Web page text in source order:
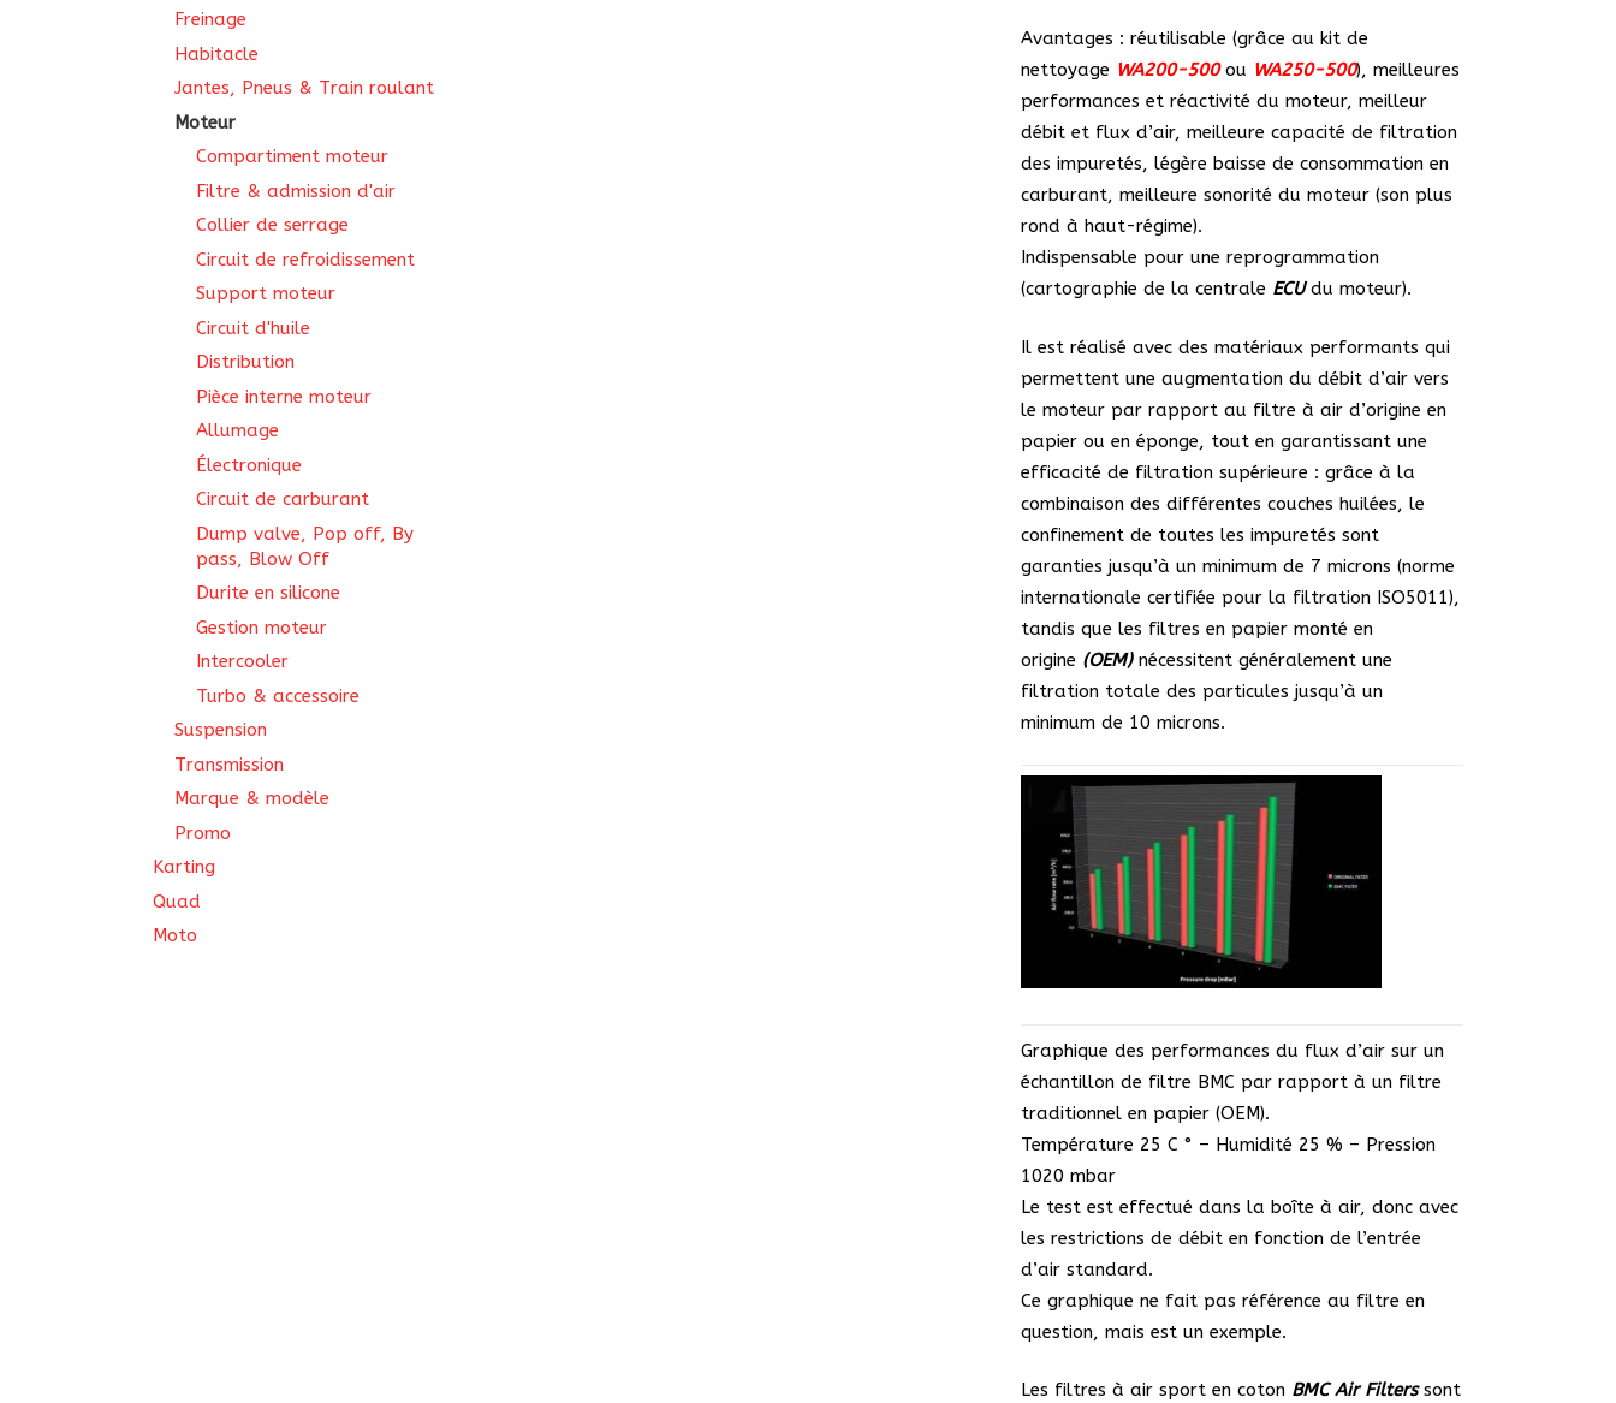
Avantages : réutilisable (grâce au kit de
nettoyage WA200-500ou WA250-500), meilleures
performances et réactivité du moteur, meilleur
débit et flux d’air, meilleure capacité de filtration
des impuretés, légère baisse de consommation en
carburant, meilleure sonorité du moteur (son plus
rond à haut-régime).
Indispensable pour une reprogrammation
(cartographie de la centrale ECUdu moteur).
Il est réalisé avec des matériaux performants qui
permettent une augmentation du débit d’air vers
le moteur par rapport au filtre à air d’origine en
papier ou en éponge, tout en garantissant une
efficacité de filtration supérieure : grâce à la
combinaison des différentes couches huilées, le
confinement de toutes les impuretés sont
garanties jusqu’à un minimum de 7 microns (norme
internationale certifiée pour la filtration ISO5011),
tandis que les filtres en papier monté en
origine (OEM)nécessitent généralement une
filtration totale des particules jusqu’à un
minimum de 10 microns.
Graphique des performances du flux d’air sur un
échantillon de filtre BMC par rapport à un filtre
traditionnel en papier (OEM).
Température 25 C ° – Humidité 25 % – Pression
1020 mbar
Le test est effectué dans la boîte à air, donc avec
les restrictions de débit en fonction de l’entrée
d’air standard.
Ce graphique ne fait pas référence au filtre en
question, mais est un exemple.
Les filtres à air sport en coton BMC Air Filterssont
Freinage
Habitacle
Jantes, Pneus & Train roulant
Moteur
Compartiment moteur
Filtre & admission d'air
Collier de serrage
Circuit de refroidissement
Support moteur
Circuit d'huile
Distribution
Pièce interne moteur
Allumage
Électronique
Circuit de carburant
Dump valve, Pop off, By
pass, Blow Off
Durite en silicone
Gestion moteur
Intercooler
Turbo & accessoire
Suspension
Transmission
Marque & modèle
Promo
Karting
Quad
Moto